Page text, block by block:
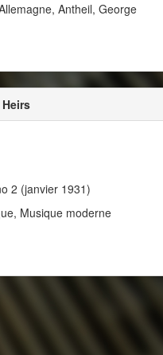
Antheil, George
2 (janvier 1931)
Musique moderne